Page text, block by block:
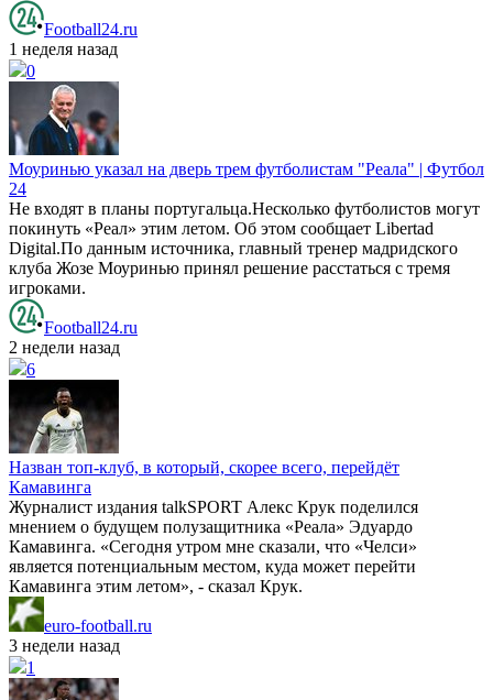
Football24.ru
1 неделя назад
0
Моуринью указал на дверь трем футболистам "Реала" | Футбол
24
Не входят в планы португальца.Несколько футболистов могут
покинуть «Реал» этим летом. Об этом сообщает Libertad
Digital.По данным источника, главный тренер мадридского
клуба Жозе Моуринью принял решение расстаться с тремя
игроками.
Football24.ru
2 недели назад
6
Назван топ-клуб, в который, скорее всего, перейдёт
Камавинга
Журналист издания talkSPORT Алекс Крук поделился
мнением о будущем полузащитника «Реала» Эдуардо
Камавинга. «Сегодня утром мне сказали, что «Челси»
является потенциальным местом, куда может перейти
Камавинга этим летом», - сказал Крук.
euro-football.ru
3 недели назад
1